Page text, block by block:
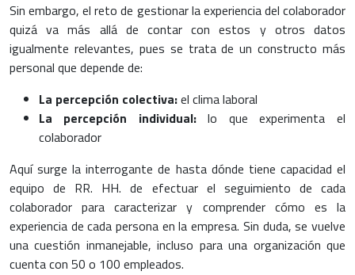
Sin embargo, el reto de gestionar la experiencia del colaborador
quizá va más allá de contar con estos y otros datos
igualmente relevantes, pues se trata de un constructo más
personal que depende de:
La percepción colectiva:el clima laboral
La percepción individual:lo que experimenta el
colaborador
Aquí surge la interrogante de hasta dónde tiene capacidad el
equipo de RR. HH. de efectuar el seguimiento de cada
colaborador para caracterizar y comprender cómo es la
experiencia de cada persona en la empresa. Sin duda, se vuelve
una cuestión inmanejable, incluso para una organización que
cuenta con 50 o 100 empleados.